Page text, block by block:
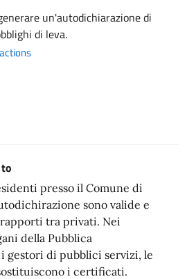
un'autodichiarazione di
di leva.
presso il Comune di
sono valide e
tra privati. Nei
della Pubblica
gestori di pubblici servizi, le
i certificati.